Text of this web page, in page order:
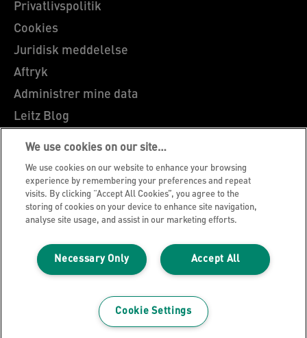
Privatlivspolitik
Cookies
Juridisk meddelelse
Aftryk
Administrer mine data
Leitz Blog
Karrierer
Leitz EasyPrint
Kundesupport
Garantibetingelser
Overensstemmelseserklæringer
Sitemap
Vejledning om genbrug af emballage
©2026 ACCO Brands
We use cookies on our site…
We use cookies on our website to enhance your browsing
experience by remembering your preferences and repeat
visits. By clicking “Accept All Cookies”, you agree to the
storing of cookies on your device to enhance site navigation,
analyse site usage, and assist in our marketing efforts.
Accept All
Necessary Only
Cookie Settings